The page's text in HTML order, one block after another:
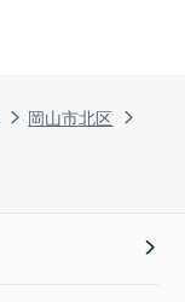
岡山市北区